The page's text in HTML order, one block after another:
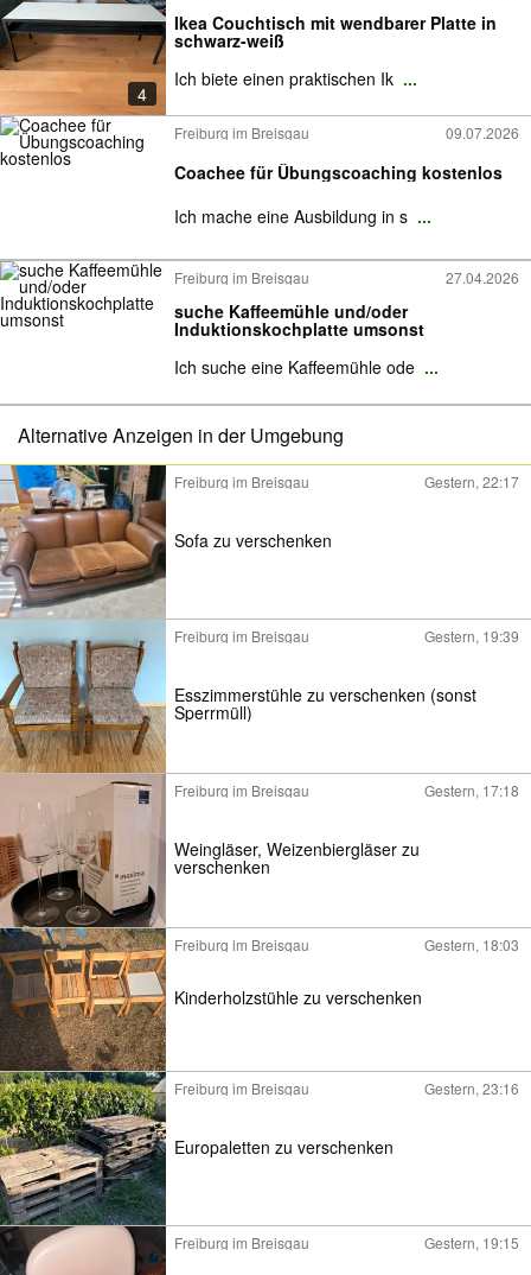
4
Ikea Couchtisch mit wendbarer Platte in
schwarz-weiß
Ich biete einen praktischen Ik ...
Freiburg im Breisgau 09.07.2026
Coachee für Übungscoaching kostenlos
Ich mache eine Ausbildung in s ...
Freiburg im Breisgau 27.04.2026
suche Kaffeemühle und/oder
Induktionskochplatte umsonst
Ich suche eine Kaffeemühle ode ...
Alternative Anzeigen in der Umgebung
Freiburg im Breisgau Gestern, 22:17
Sofa zu verschenken
Freiburg im Breisgau Gestern, 19:39
Esszimmerstühle zu verschenken (sonst
Sperrmüll)
Freiburg im Breisgau Gestern, 17:18
Weingläser, Weizenbiergläser zu
verschenken
Freiburg im Breisgau Gestern, 18:03
Kinderholzstühle zu verschenken
Freiburg im Breisgau Gestern, 23:16
Europaletten zu verschenken
Freiburg im Breisgau Gestern, 19:15